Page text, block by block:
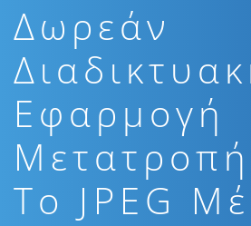
Δωρεάν
Εφαρμογή
To JPEG